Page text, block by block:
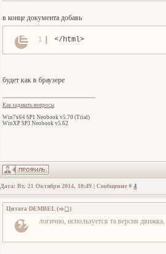
в конце документа добавь
1 </html>
будет как в браузере
Как задавать вопросы
Win7x64 SP1 Neobook v5.70 (Trial)
WinXP SP3 Neobook v5.62
Дата: Вт, 21 Октября 2014, 10:49 | Сообщение # 4
Цитата DEMBEL( )
логично, используется та версия